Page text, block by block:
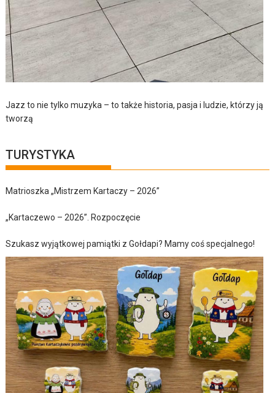
Jazz to nie tylko muzyka – to także historia, pasja i ludzie, którzy ją
tworzą
TURYSTYKA
Matrioszka „Mistrzem Kartaczy – 2026”
„Kartaczewo – 2026”. Rozpoczęcie
Szukasz wyjątkowej pamiątki z Gołdapi? Mamy coś specjalnego!